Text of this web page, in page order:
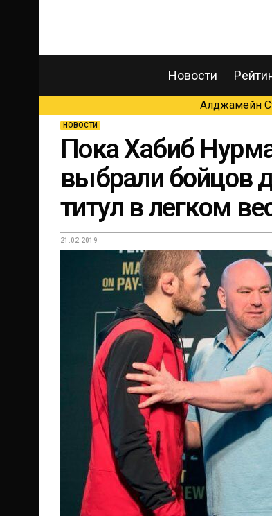
Новости
Алджамейн
НОВОСТИ
Пока Хабиб
выбрали бойцов
титул в легком
21.02.2019